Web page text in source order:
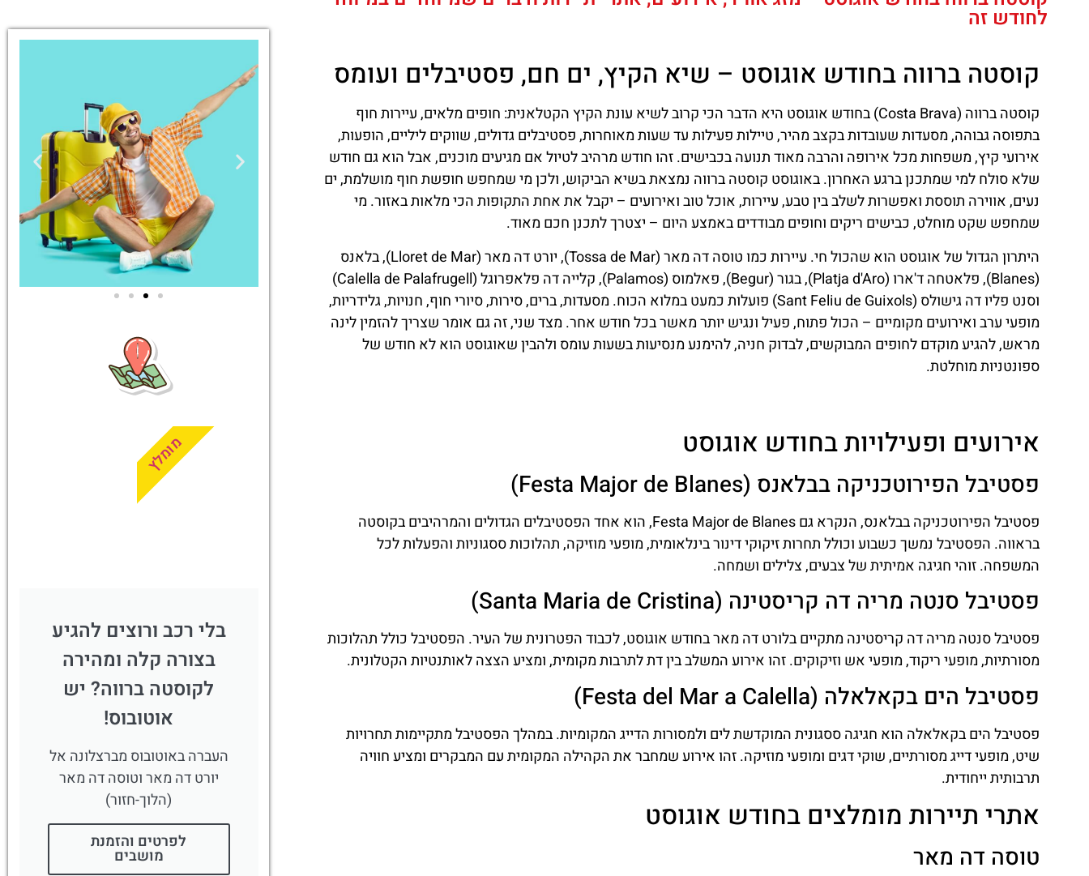
לחודש זה
קוסטה ברווה בחודש אוגוסט – שיא הקיץ, ים חם, פסטיבלים ועומס
קוסטה ברווה (Costa Brava) בחודש אוגוסט היא הדבר הכי קרוב לשיא עונת הקיץ הקטלאנית: חופים מלאים, עיירות חוף
בתפוסה גבוהה, מסעדות שעובדות בקצב מהיר, טיילות פעילות עד שעות מאוחרות, פסטיבלים גדולים, שווקים ליליים, הופעות,
אירועי קיץ, משפחות מכל אירופה והרבה מאוד תנועה בכבישים. זהו חודש מרהיב לטיול אם מגיעים מוכנים, אבל הוא גם חודש
שלא סולח למי שמתכנן ברגע האחרון. באוגוסט קוסטה ברווה נמצאת בשיא הביקוש, ולכן מי שמחפש חופשת חוף מושלמת, ים
נעים, אווירה תוססת ואפשרות לשלב בין טבע, עיירות, אוכל טוב ואירועים – יקבל את אחת התקופות הכי מלאות באזור. מי
שמחפש שקט מוחלט, כבישים ריקים וחופים מבודדים באמצע היום – יצטרך לתכנן חכם מאוד.
היתרון הגדול של אוגוסט הוא שהכול חי. עיירות כמו טוסה דה מאר (Tossa de Mar), יורט דה מאר (Lloret de Mar), בלאנס
(Blanes), פלאטחה ד'ארו (Platja d'Aro), בגור (Begur), פאלמוס (Palamos), קלייה דה פלאפרוגל (Calella de Palafrugell)
וסנט פליו דה גישולס (Sant Feliu de Guixols) פועלות כמעט במלוא הכוח. מסעדות, ברים, סירות, סיורי חוף, חנויות, גלידריות,
מופעי ערב ואירועים מקומיים – הכול פתוח, פעיל ונגיש יותר מאשר בכל חודש אחר. מצד שני, זה גם אומר שצריך להזמין לינה
מראש, להגיע מוקדם לחופים המבוקשים, לבדוק חניה, להימנע מנסיעות בשעות עומס ולהבין שאוגוסט הוא לא חודש של
ספונטניות מוחלטת.
אירועים ופעילויות בחודש אוגוסט
פסטיבל הפירוטכניקה בבלאנס (Festa Major de Blanes)
פסטיבל הפירוטכניקה בבלאנס, הנקרא גם Festa Major de Blanes, הוא אחד הפסטיבלים הגדולים והמרהיבים בקוסטה
בראווה. הפסטיבל נמשך כשבוע וכולל תחרות זיקוקי דינור בינלאומית, מופעי מוזיקה, תהלוכות ססגוניות והפעלות לכל
המשפחה. זוהי חגיגה אמיתית של צבעים, צלילים ושמחה.
פסטיבל סנטה מריה דה קריסטינה (Santa Maria de Cristina)
פסטיבל סנטה מריה דה קריסטינה מתקיים בלורט דה מאר בחודש אוגוסט, לכבוד הפטרונית של העיר. הפסטיבל כולל תהלוכות
מסורתיות, מופעי ריקוד, מופעי אש וזיקוקים. זהו אירוע המשלב בין דת לתרבות מקומית, ומציע הצצה לאותנטיות הקטלונית.
פסטיבל הים בקאלאלה (Festa del Mar a Calella)
פסטיבל הים בקאלאלה הוא חגיגה ססגונית המוקדשת לים ולמסורות הדייג המקומיות. במהלך הפסטיבל מתקיימות תחרויות
שיט, מופעי דייג מסורתיים, שוקי דגים ומופעי מוזיקה. זהו אירוע שמחבר את הקהילה המקומית עם המבקרים ומציע חוויה
תרבותית ייחודית.
אתרי תיירות מומלצים בחודש אוגוסט
טוסה דה מאר
השכרת
לחצו
פה!
ברצלונה
הפייסבוק שלנו
מלונות טיסות
מציאת
טיסה זולה?
לחצו
פה!
בלי רכב ורוצים להגיע
בצורה קלה ומהירה
לקוסטה ברווה? יש
אוטובוס!
העברה באוטובוס מברצלונה אל
יורט דה מאר וטוסה דה מאר
(הלוך-חזור)
לפרטים והזמנת
מושבים
מומלץ